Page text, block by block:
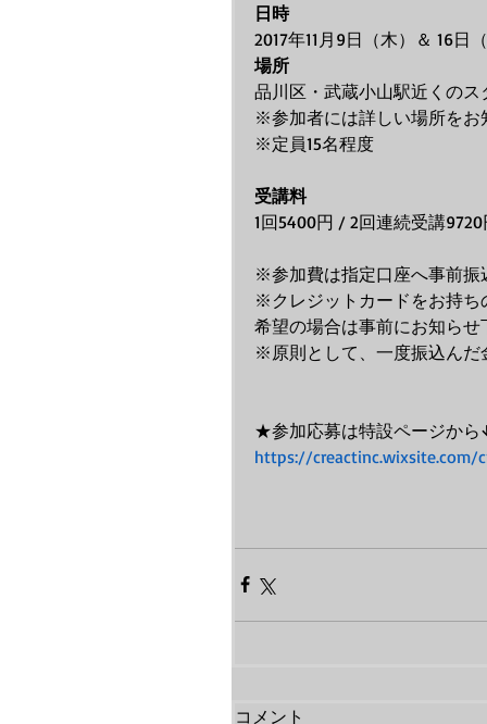
日時​
​2017年11月9日（木）＆ 16日
場所​
品川区・武蔵小山駅近くの
※参加者には詳しい場所をお
​※定員15名程度
受講料​​
​1回5400円 / 2回連続受講
※参加費は指定口座へ事前振
※クレジットカードをお持ち
希望の場合は事前にお知らせ
※原則として、一度振込んだ
★参加応募は特設ページか
https://creactinc.wixsite.com/
コメント